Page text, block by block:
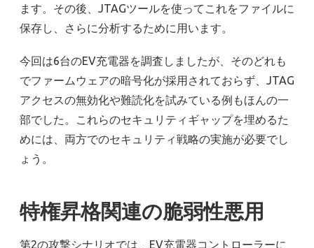
ます。その後、JTAGツールを使ってこれをファイルに
保存し、さらに分析するために用います。
今回は6台のEV充電器を調査しましたが、そのどれも
でファームウェアの暗号化が採用されておらず、JTAG
アクセスの無効化や難読化を試みている例もほんの一
部でした。これらのセキュリティギャップを埋めるた
めには、両方でのセキュリティ戦略の実施が必要でし
ょう。
特権昇格関連の脆弱性悪用
第2の攻撃シナリオでは、EV充電器コントローラーに